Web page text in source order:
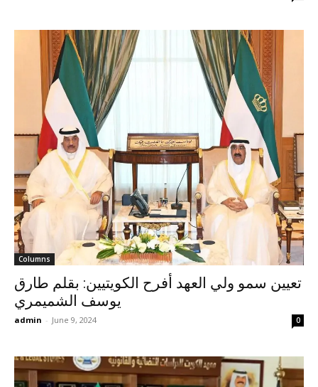
Columns
تعيين سمو ولي العهد أفرح الكويتيين: بقلم طارق
يوسف الشميمري
admin - June 9, 2024 0